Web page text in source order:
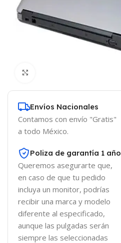
Envíos Nacionales
Contamos con envío "Gratis"
a todo México.
Poliza de garantía 1 año
Queremos asegurarte que,
en caso de que tu pedido
incluya un monitor, podrías
recibir una marca y modelo
diferente al especificado,
aunque las pulgadas serán
siempre las seleccionadas